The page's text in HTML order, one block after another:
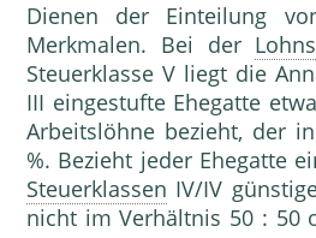
Dienen der Einteilung
Merkmalen. Bei der
Steuerklasse V liegt die
III eingestufte Ehegatte
Arbeitslöhne bezieht, der
%. Bezieht jeder Ehegatte
Steuerklassen IV/IV
nicht im Verhältnis 50 : 50